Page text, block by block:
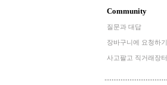
Community
질문과 대답
장바구니에 요청하기
사고팔고 직거래장터